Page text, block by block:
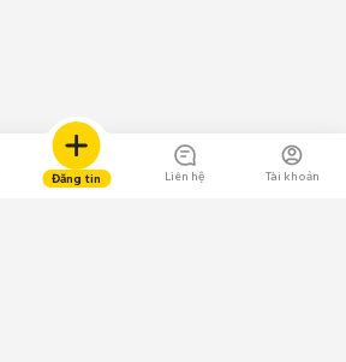
Đăng tin Liên hệ Tài khoản